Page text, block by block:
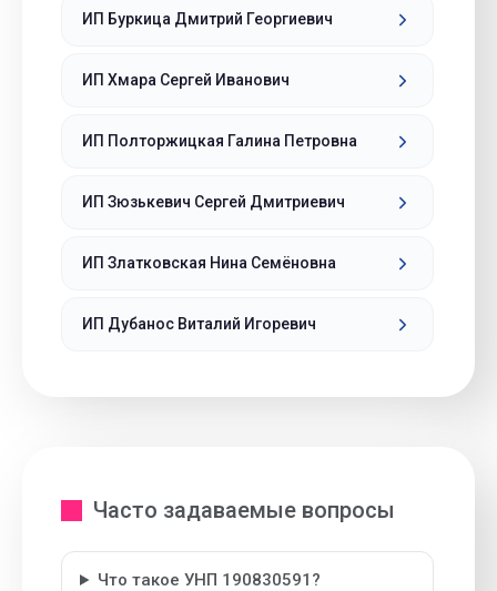
ИП Буркица Дмитрий Георгиевич
ИП Хмара Сергей Иванович
ИП Полторжицкая Галина Петровна
ИП Зюзькевич Сергей Дмитриевич
ИП Златковская Нина Семёновна
ИП Дубанос Виталий Игоревич
Часто задаваемые вопросы
Что такое УНП 190830591?